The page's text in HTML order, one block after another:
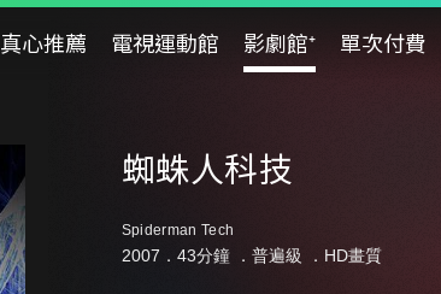
真心推薦 電視運動館 影劇館⁺ 單次付費
蜘蛛人科技
Spiderman Tech
2007．43分鐘 ． 普遍級 ．HD畫質